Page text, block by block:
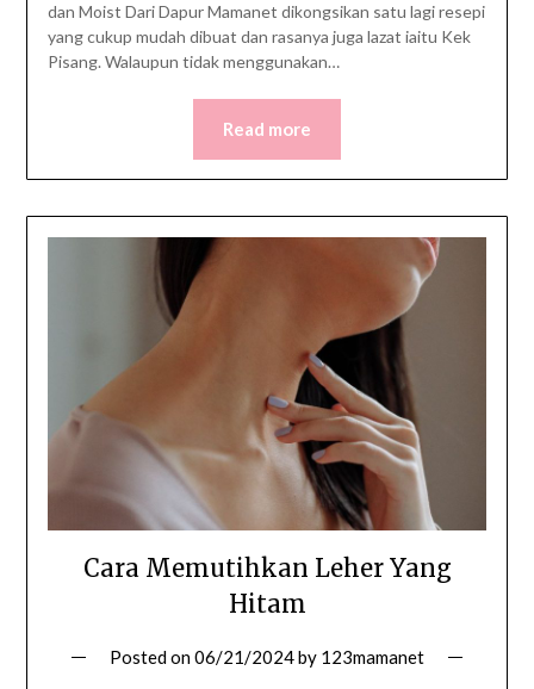
dan Moist Dari Dapur Mamanet dikongsikan satu lagi resepi
yang cukup mudah dibuat dan rasanya juga lazat iaitu Kek
Pisang. Walaupun tidak menggunakan…
Read more
Cara Memutihkan Leher Yang
Hitam
Posted on06/21/2024by 123mamanet